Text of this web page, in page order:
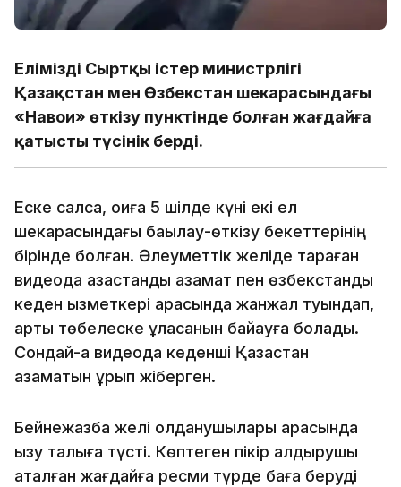
Еліміздің Сыртқы істер министрлігі
Қазақстан мен Өзбекстан шекарасындағы
«Навои» өткізу пунктінде болған жағдайға
қатысты түсінік берді.
Еске салсақ, оқиға 5 шілде күні екі ел
шекарасындағы бақылау-өткізу бекеттерінің
бірінде болған. Әлеуметтік желіде тараған
видеода қазақстандық азамат пен өзбекстандық
кеден қызметкері арасында жанжал туындап,
арты төбелеске ұласқанын байқауға болады.
Сондай-ақ видеода кеденші Қазақстан
азаматын ұрып жіберген.
Бейнежазба желі қолданушылары арасында
қызу талқыға түсті. Көптеген пікір қалдырушы
аталған жағдайға ресми түрде баға беруді